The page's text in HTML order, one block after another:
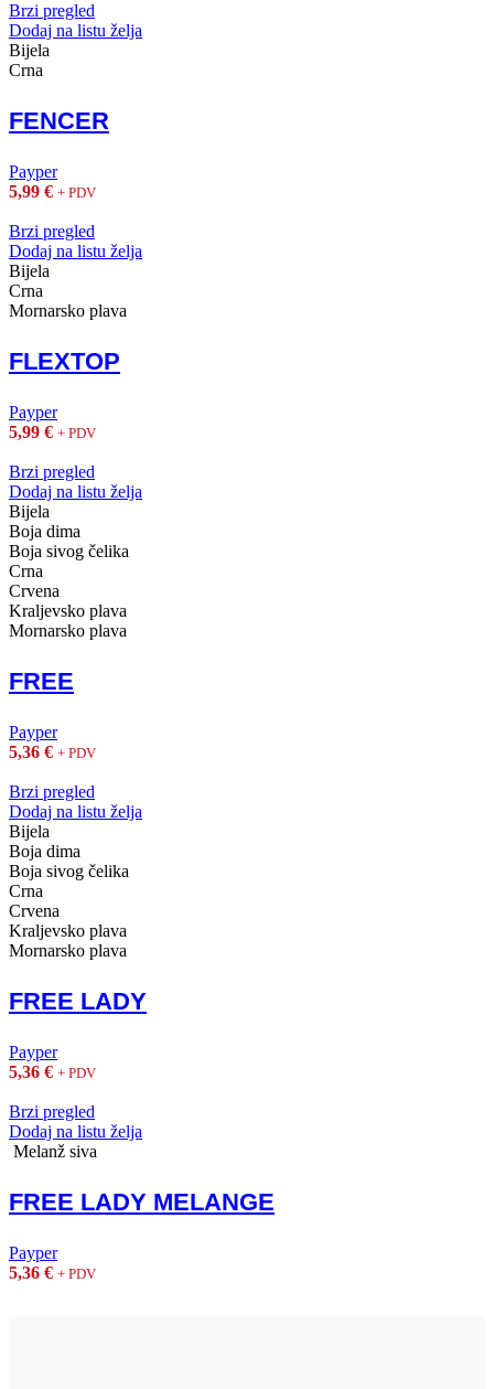
Brzi pregled
Dodaj na listu želja
Bijela
Crna
FENCER
Payper
5,99 € + PDV
Brzi pregled
Dodaj na listu želja
Bijela
Crna
Mornarsko plava
FLEXTOP
Payper
5,99 € + PDV
Brzi pregled
Dodaj na listu želja
Bijela
Boja dima
Boja sivog čelika
Crna
Crvena
Kraljevsko plava
Mornarsko plava
FREE
Payper
5,36 € + PDV
Brzi pregled
Dodaj na listu želja
Bijela
Boja dima
Boja sivog čelika
Crna
Crvena
Kraljevsko plava
Mornarsko plava
FREE LADY
Payper
5,36 € + PDV
Brzi pregled
Dodaj na listu želja
Melanž siva
FREE LADY MELANGE
Payper
5,36 € + PDV